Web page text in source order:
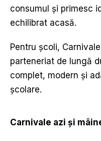
consumul și primesc
echilibrat acasă.
Pentru școli,
parteneriat de lungă
complet, modern și
școlare.
Carnivale azi și mâ